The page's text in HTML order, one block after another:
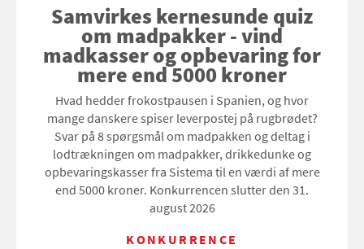
Samvirkes kernesunde quiz
om madpakker - vind
madkasser og opbevaring for
mere end 5000 kroner
Hvad hedder frokostpausen i Spanien, og hvor
mange danskere spiser leverpostej på rugbrødet?
Svar på 8 spørgsmål om madpakken og deltag i
lodtrækningen om madpakker, drikkedunke og
opbevaringskasser fra Sistema til en værdi af mere
end 5000 kroner. Konkurrencen slutter den 31.
august 2026
KONKURRENCE